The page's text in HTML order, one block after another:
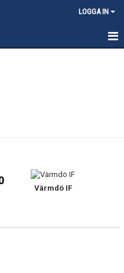
LOGGA IN
Värmdö IF